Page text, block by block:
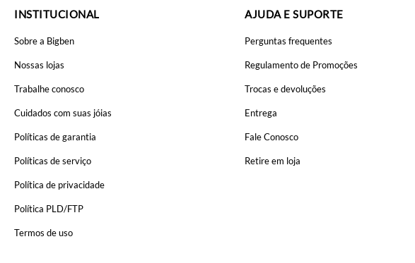
INSTITUCIONAL
Sobre a Bigben
Nossas lojas
Trabalhe conosco
Cuidados com suas jóias
Políticas de garantia
Políticas de serviço
Política de privacidade
Política PLD/FTP
Termos de uso
AJUDA E SUPORTE
Perguntas frequentes
Regulamento de Promoções
Trocas e devoluções
Entrega
Fale Conosco
Retire em loja